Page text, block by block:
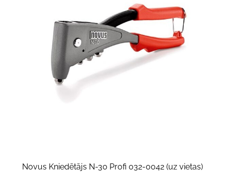
Novus Kniedētājs N-30 Profi 032-0042 (uz vietas)